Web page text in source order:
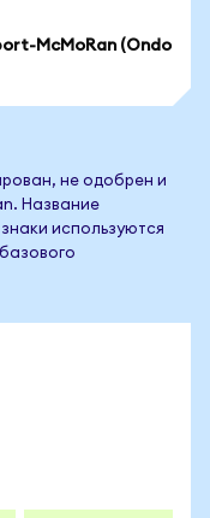
McMoRan (Ondo
не одобрен и
Название
используются